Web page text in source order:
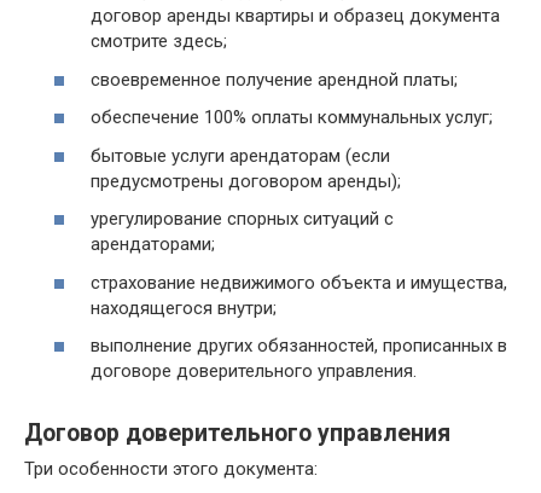
договор аренды квартиры и образец документа
смотрите здесь;
своевременное получение арендной платы;
обеспечение 100% оплаты коммунальных услуг;
бытовые услуги арендаторам (если
предусмотрены договором аренды);
урегулирование спорных ситуаций с
арендаторами;
страхование недвижимого объекта и имущества,
находящегося внутри;
выполнение других обязанностей, прописанных в
договоре доверительного управления.
Договор доверительного управления
Три особенности этого документа: